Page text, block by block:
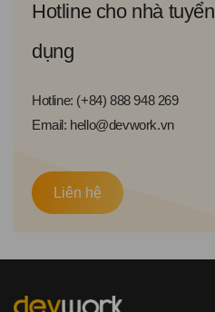
Hotline cho nhà tuyển
dụng
Hotline: (+84) 888 948 269
Email: hello@devwork.vn
Liên hệ